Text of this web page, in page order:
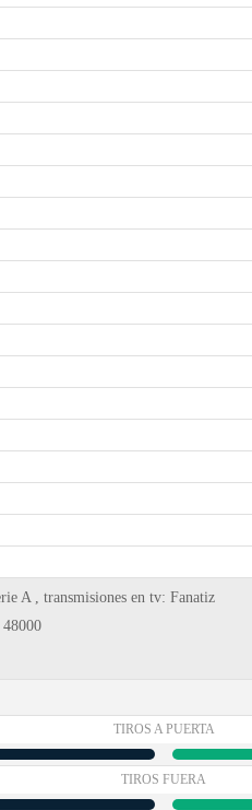
A , transmisiones en tv: Fanatiz
TIROS A PUERTA
TIROS FUERA